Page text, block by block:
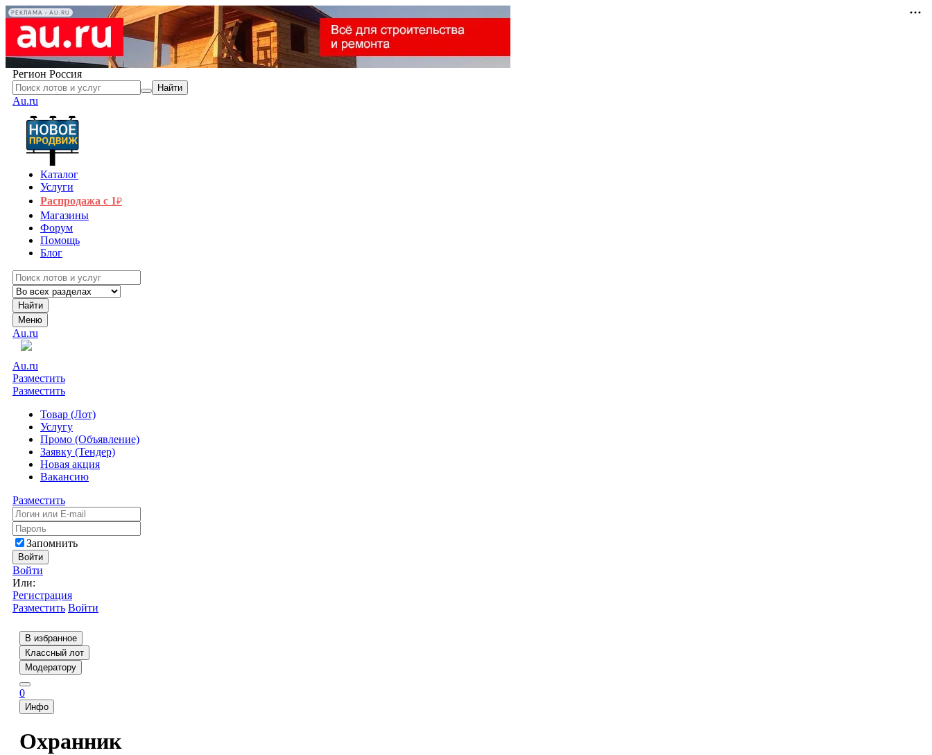
РЕКЛАМА • AU.RU
Регион Россия
Найти
Au.ru
Каталог
Услуги
Распродажа с 1₽
Магазины
Форум
Помощь
Блог
Найти
Меню
Au.ru
Au.ru
Разместить
Разместить
Товар (Лот)
Услугу
Промо (Объявление)
Заявку (Тендер)
Новая акция
Вакансию
Разместить
Запомнить
Войти
Войти
Или:
Регистрация
Разместить Войти
В избранное
Классный лот
Модератору
0
Инфо
Охранник